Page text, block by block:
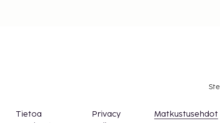
Tietoa
Privacy
Matkustusehdot